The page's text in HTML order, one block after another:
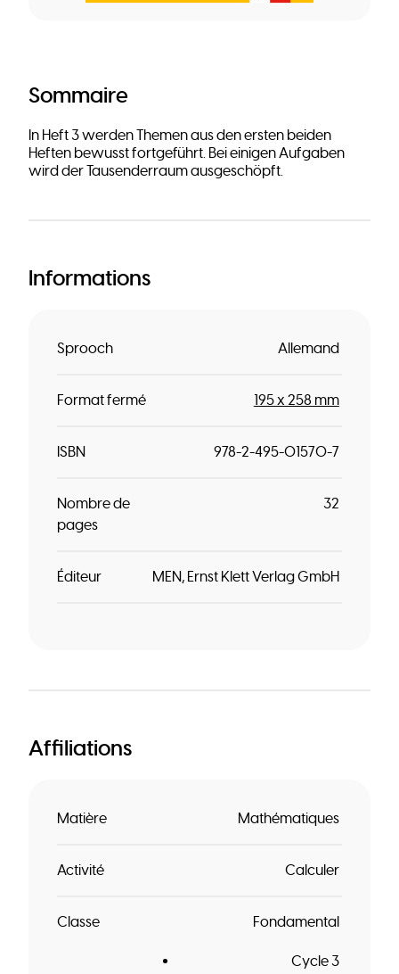
Sommaire
In Heft 3 werden Themen aus den ersten beiden
Heften bewusst fortgeführt. Bei einigen Aufgaben
wird der Tausenderraum ausgeschöpft.
Informations
Sprooch Allemand
Format fermé 195 x 258 mm
ISBN 978-2-495-01570-7
Nombre de
pages
32
Éditeur MEN Ernst Klett Verlag GmbH
Affiliations
Matière Mathématiques
Activité Calculer
Classe Fondamental
Cycle 3